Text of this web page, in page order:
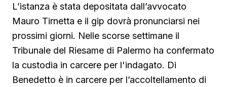
L’istanza è stata depositata dall’avvocato
Mauro Tirnetta e il gip dovrà pronunciarsi nei
prossimi giorni. Nelle scorse settimane il
Tribunale del Riesame di Palermo ha confermato
la custodia in carcere per l'indagato. Di
Benedetto è in carcere per l’accoltellamento di